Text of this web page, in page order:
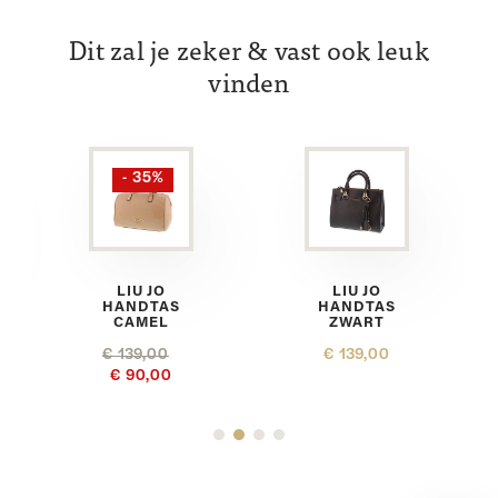
Dit zal je zeker & vast ook leuk
vinden
- 35%
LIU JO
HANDTAS
CAMEL
€ 139,00
€ 90,00
LIU JO
HANDTAS
ZWART
€ 139,00